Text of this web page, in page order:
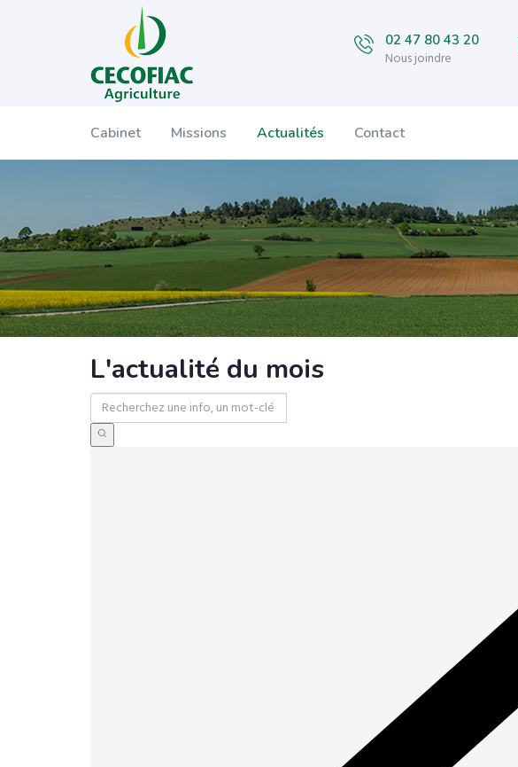
02 47 80 43 20
Nous joindre
Cabinet Missions Actualités Contact
L'actualité du mois